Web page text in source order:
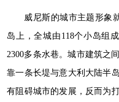
威尼斯的城市主题形象
岛上，全城由118个小岛组
2300多条水巷。城市建筑之
靠一条长堤与意大利大陆半
有阻碍城市的发展，反而为